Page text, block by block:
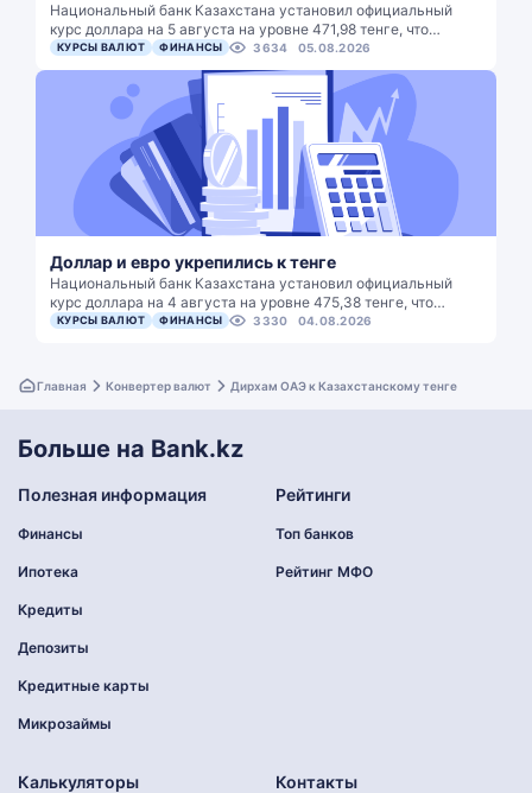
Национальный банк Казахстана установил официальный
курс доллара на 5 августа на уровне 471,98 тенге, что…
КУРСЫ ВАЛЮТ ФИНАНСЫ 3634 05.08.2026
Доллар и евро укрепились к тенге
Национальный банк Казахстана установил официальный
курс доллара на 4 августа на уровне 475,38 тенге, что…
КУРСЫ ВАЛЮТ ФИНАНСЫ 3330 04.08.2026
Главная Конвертер валют Дирхам ОАЭ к Казахстанскому тенге
Больше на Bank.kz
Полезная информация
Финансы
Ипотека
Кредиты
Депозиты
Кредитные карты
Микрозаймы
Рейтинги
Топ банков
Рейтинг МФО
Калькуляторы Контакты